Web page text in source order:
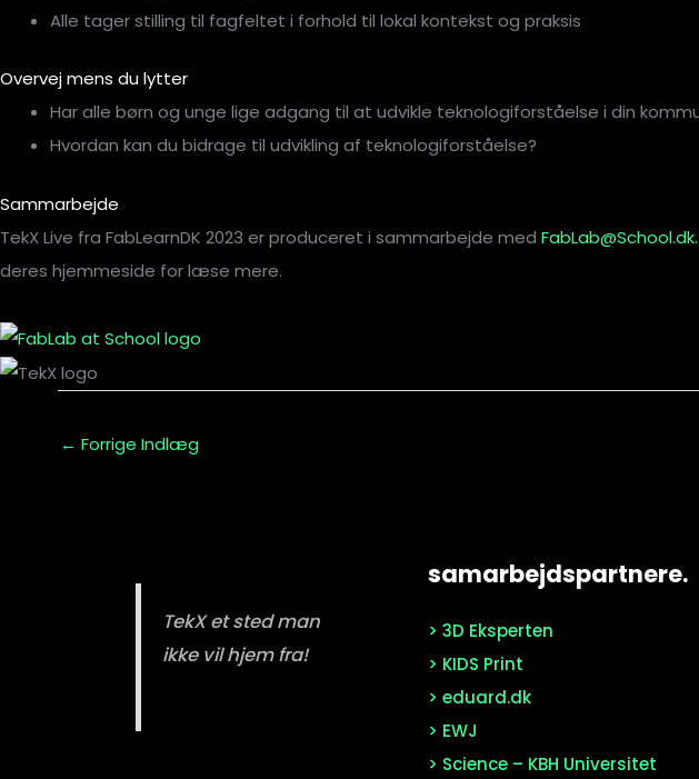
Alle tager stilling til fagfeltet i forhold til lokal kontekst og praksis
Overvej mens du lytter
Har alle børn og unge lige adgang til at udvikle teknologiforståelse i din
Hvordan kan du bidrage til udvikling af teknologiforståelse?
Sammarbejde
TekX Live fra FabLearnDK 2023 er produceret i sammarbejde med
deres hjemmeside for læse mere.
← Forrige Indlæg
TekX et sted man
ikke vil hjem fra!
samarbejdspartnere.
> 3D Eksperten
> KIDS Print
> eduard.dk
> EWJ
> Science – KBH Universitet